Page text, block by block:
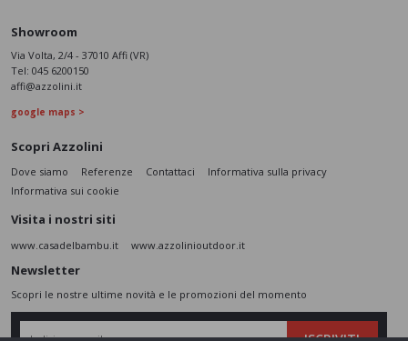
Showroom
Via Volta, 2/4 - 37010 Affi (VR)
Tel: 045 6200150
affi@azzolini.it
google maps >
Scopri Azzolini
Dove siamo Referenze Contattaci
Informativa sulla privacy
Informativa sui cookie
Visita i nostri siti
www.casadelbambu.it www.azzolinioutdoor.it
Newsletter
Scopri le nostre ultime novità e le promozioni del momento